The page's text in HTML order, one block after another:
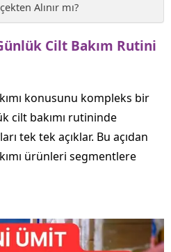
Alınır mı?
Cilt Bakım Rutini
konusunu kompleks bir
cilt bakımı rutininde
tek tek açıklar. Bu açıdan
ürünleri segmentlere